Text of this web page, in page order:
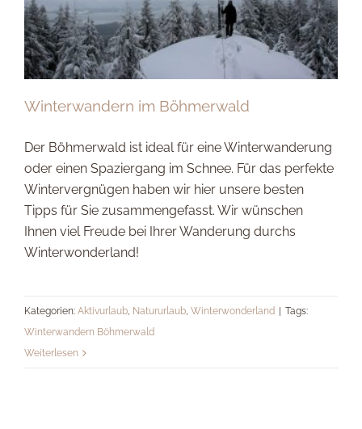
Winterwandern im Böhmerwald
Der Böhmerwald ist ideal für eine Winterwanderung
oder einen Spaziergang im Schnee. Für das perfekte
Wintervergnügen haben wir hier unsere besten
Tipps für Sie zusammengefasst. Wir wünschen
Ihnen viel Freude bei Ihrer Wanderung durchs
Winterwonderland!
Kategorien: Aktivurlaub, Natururlaub, Winterwonderland | Tags:
Winterwandern Böhmerwald
Weiterlesen